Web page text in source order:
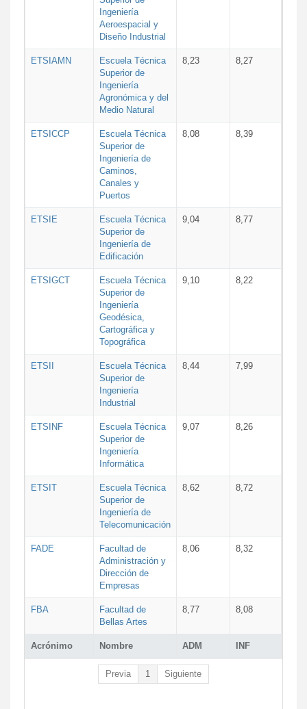
Acrónimo Nombre ADM INF
Ingeniería
Aeroespacial y
Diseño Industrial
ETSIAMN
Escuela Técnica
Superior de
Ingeniería
Agronómica y del
Medio Natural
8,23 8,27
ETSICCP
Escuela Técnica
Superior de
Ingeniería de
Caminos,
Canales y
Puertos
8,08 8,39
ETSIE
Escuela Técnica
Superior de
Ingeniería de
Edificación
9,04 8,77
ETSIGCT
Escuela Técnica
Superior de
Ingeniería
Geodésica,
Cartográfica y
Topográfica
9,10 8,22
ETSII
Escuela Técnica
Superior de
Ingeniería
Industrial
8,44 7,99
ETSINF
Escuela Técnica
Superior de
Ingeniería
Informática
9,07 8,26
ETSIT
Escuela Técnica
Superior de
Ingeniería de
Telecomunicación
8,62 8,72
FADE
Facultad de
Administración y
Dirección de
Empresas
8,06 8,32
FBA
Facultad de
Bellas Artes
8,77 8,08
Previa 1 Siguiente